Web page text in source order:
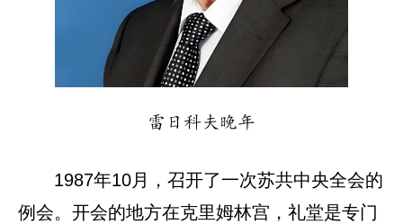
雷日科夫晚年
1987年10月，召开了一次苏共中央全会的
例会。开会的地方在克里姆林宫，礼堂是专门